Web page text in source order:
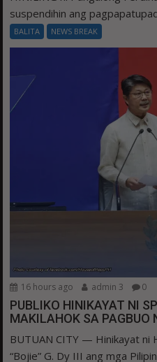
suspendihin ang
BALITA NEWS BREAK
16 hours ago admin 3 0
PUBLIKO HINIKAYAT NI
MAKILAHOK SA PAGBUO
BUTUAN CITY — Hinikayat ni
“Bojie” G. Dy III ang mga